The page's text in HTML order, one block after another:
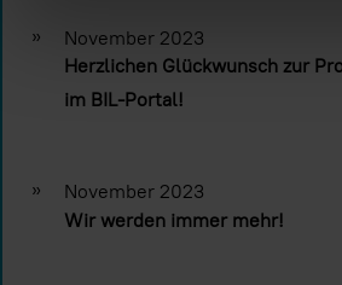
»
November 2023
Herzlichen Glückwunsch zur
im BIL-Portal!
»
November 2023
Wir werden immer mehr!